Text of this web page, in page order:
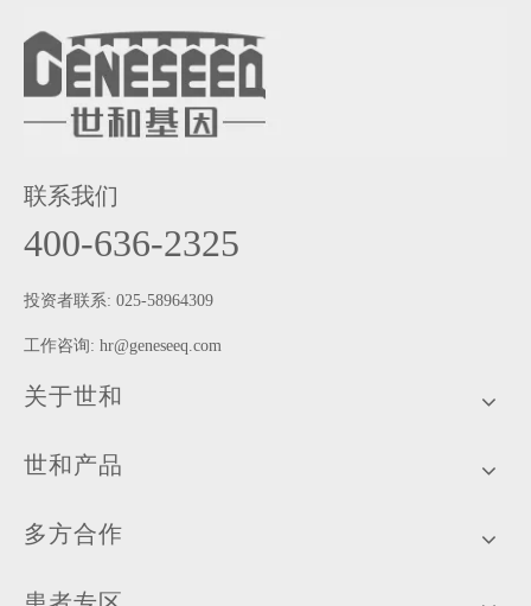
联系我们
400-636-2325
投资者联系: 025-58964309
工作咨询: hr@geneseeq.com
关于世和
世和产品
多方合作